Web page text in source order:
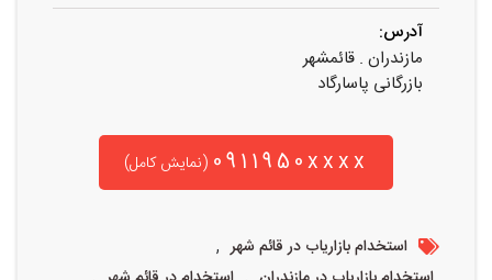
آدرس:
مازندران . قائمشهر
بازرگانی پاسارگاد
0911950xxxx (نمایش کامل)
استخدام بازاریاب در قائم شهر ,